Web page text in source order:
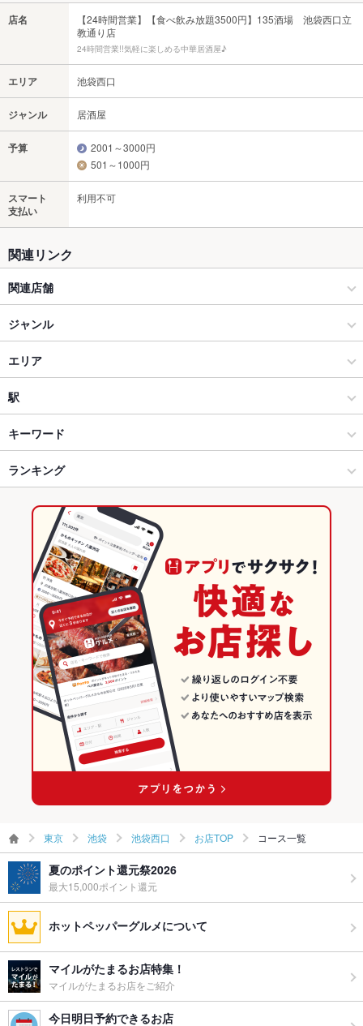
店名
【24時間営業】【食べ飲み放題3500円】135酒場 池袋西口立
教通り店
24時間営業!!気軽に楽しめる中華居酒屋♪
エリア 池袋西口
ジャンル 居酒屋
予算
2001～3000円
501～1000円
スマート
支払い
利用不可
関連リンク
関連店舗
【各種宴会受付中】【食べ飲み放題3500円】池袋大酒場 池袋西
【24時間営業/個室完備】【各種宴会受付中】食べ飲み放題 大塚大
【24時間営業】【食べ飲み放題】135酒場 大森店
【24時間営業】【食べ飲み放題】135酒場 上野御徒町店
300宴商人 錦糸町店
【24時間営業】楽 遊食屋 浦安店
【24時間営業】【各種宴会受付中】食べ飲み放題 蒲田大酒場
楽食家 マル安 千葉店
ジャンル
居酒屋
洋・和洋・各国料理・その他
池袋 × 居酒屋
池袋 × 洋・和洋・各国料理・その他
池袋駅 × 居酒屋
池袋駅 × 洋・和洋・各国料理・その他
エリア
池袋西口
池袋西口 × 居酒屋
池袋西口 × 洋・和洋・各国料理・その他
東京 × 居酒屋
東京 × 洋・和洋・各国料理・その他
駅
池袋駅
鬼子母神前駅
都電雑司ケ谷駅
キーワード
手羽先 からあげ
小籠包 焼売 チャーハン
醤油ラーメン
ランキング
東京のグルメランキング
東京の居酒屋ランキング
池袋のグルメランキング
池袋の居酒屋ランキング
池袋西口のグルメランキング
池袋西口の居酒屋ランキング
東京 池袋 池袋西口 お店TOP コース一覧
夏のポイント還元祭2026
最大15,000ポイント還元
ホットペッパーグルメについて
マイルがたまるお店特集！
マイルがたまるお店をご紹介
今日明日予約できるお店